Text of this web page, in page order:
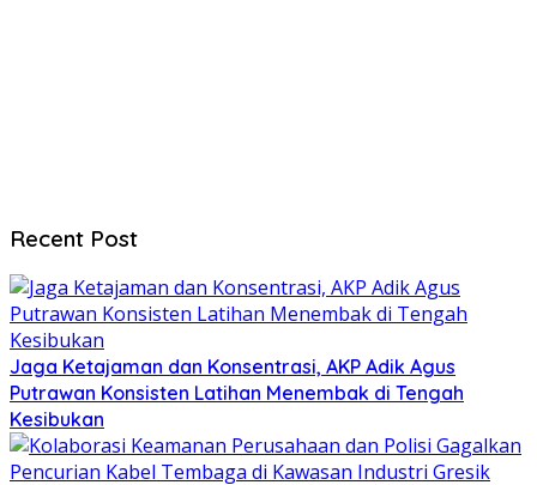
Recent Post
Jaga Ketajaman dan Konsentrasi, AKP Adik Agus
Putrawan Konsisten Latihan Menembak di Tengah
Kesibukan